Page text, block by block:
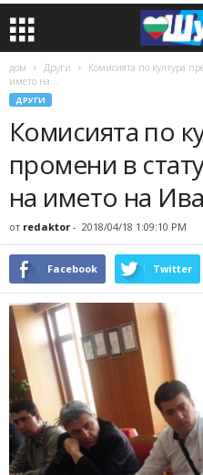
дом Други
Комисията по култура
името на...
ДРУГИ
Комисията по
промени в
на името на
от redaktor - 2018/04/18 1:09:10 PM
Facebook Twitter